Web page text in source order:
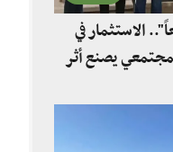
الاستثمار في
يصنع أثر